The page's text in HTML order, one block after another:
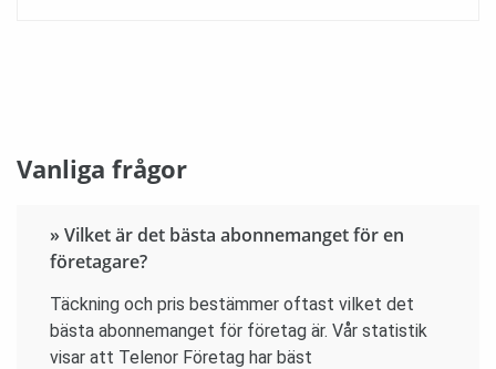
Vanliga frågor
» Vilket är det bästa abonnemanget för en
företagare?
Täckning och pris bestämmer oftast vilket det
bästa abonnemanget för företag är. Vår statistik
visar att Telenor Företag har bäst